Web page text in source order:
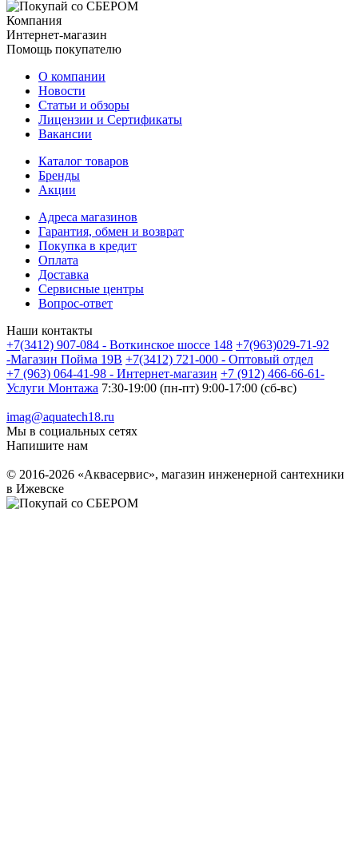
Компания
Интернет-магазин
Помощь покупателю
О компании
Новости
Статьи и обзоры
Лицензии и Сертификаты
Вакансии
Каталог товаров
Бренды
Акции
Адреса магазинов
Гарантия, обмен и возврат
Покупка в кредит
Оплата
Доставка
Сервисные центры
Вопрос-ответ
Наши контакты
+7(3412) 907-084 - Воткинское шоссе 148 +7(963)029-71-92
-Магазин Пойма 19В +7(3412) 721-000 - Оптовый отдел
+7 (963) 064-41-98 - Интернет-магазин +7 (912) 466-66-61-
Услуги Монтажа 7:30-19:00 (пн-пт) 9:00-17:00 (сб-вс)
imag@aquatech18.ru
Мы в социальных сетях
Напишите нам
© 2016-2026 «Аквасервис», магазин инженерной сантехники
в Ижевске